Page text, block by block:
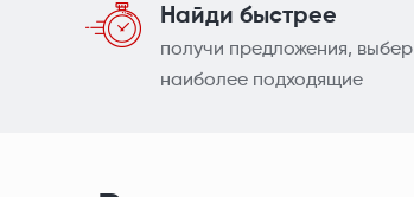
Найди быстрее
получи предложения,
наиболее подходящие